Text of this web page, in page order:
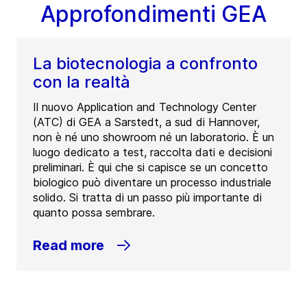
Approfondimenti GEA
La biotecnologia a confronto
con la realtà
Il nuovo Application and Technology Center
(ATC) di GEA a Sarstedt, a sud di Hannover,
non è né uno showroom né un laboratorio. È un
luogo dedicato a test, raccolta dati e decisioni
preliminari. È qui che si capisce se un concetto
biologico può diventare un processo industriale
solido. Si tratta di un passo più importante di
quanto possa sembrare.
Read more